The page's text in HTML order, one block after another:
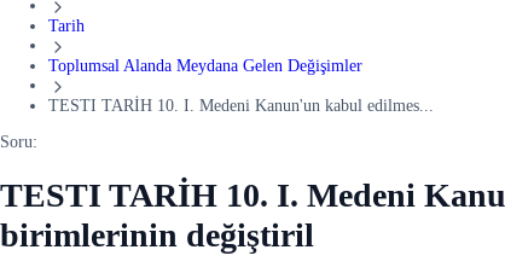
Tarih
Toplumsal Alanda Meydana Gelen Değişimler
TESTI TARİH 10. I. Medeni Kanun'un kabul edilmes...
Soru:
TESTI TARİH 10. I. Medeni
birimlerinin değiştiril